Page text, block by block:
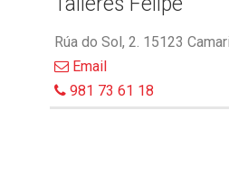
Rúa do Sol, 2. 15123
Email
981 73 61 18